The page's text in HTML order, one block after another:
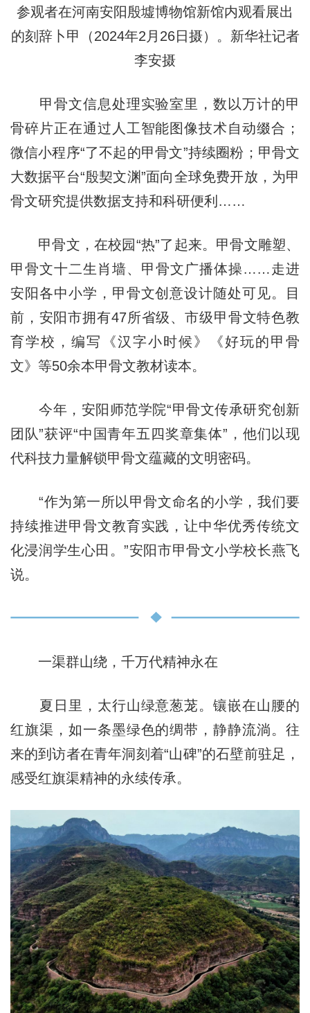
参观者在河南安阳殷墟博物馆新馆内观看展出
的刻辞卜甲（2024年2月26日摄）。新华社记者
李安摄
甲骨文信息处理实验室里，数以万计的甲
骨碎片正在通过人工智能图像技术自动缀合；
微信小程序“了不起的甲骨文”持续圈粉；甲骨文
大数据平台“殷契文渊”面向全球免费开放，为甲
骨文研究提供数据支持和科研便利……
甲骨文，在校园“热”了起来。甲骨文雕塑、
甲骨文十二生肖墙、甲骨文广播体操……走进
安阳各中小学，甲骨文创意设计随处可见。目
前，安阳市拥有47所省级、市级甲骨文特色教
育学校，编写《汉字小时候》《好玩的甲骨
文》等50余本甲骨文教材读本。
今年，安阳师范学院“甲骨文传承研究创新
团队”获评“中国青年五四奖章集体”，他们以现
代科技力量解锁甲骨文蕴藏的文明密码。
“作为第一所以甲骨文命名的小学，我们要
持续推进甲骨文教育实践，让中华优秀传统文
化浸润学生心田。”安阳市甲骨文小学校长燕飞
说。
一渠群山绕，千万代精神永在
夏日里，太行山绿意葱茏。镶嵌在山腰的
红旗渠，如一条墨绿色的绸带，静静流淌。往
来的到访者在青年洞刻着“山碑”的石壁前驻足，
感受红旗渠精神的永续传承。